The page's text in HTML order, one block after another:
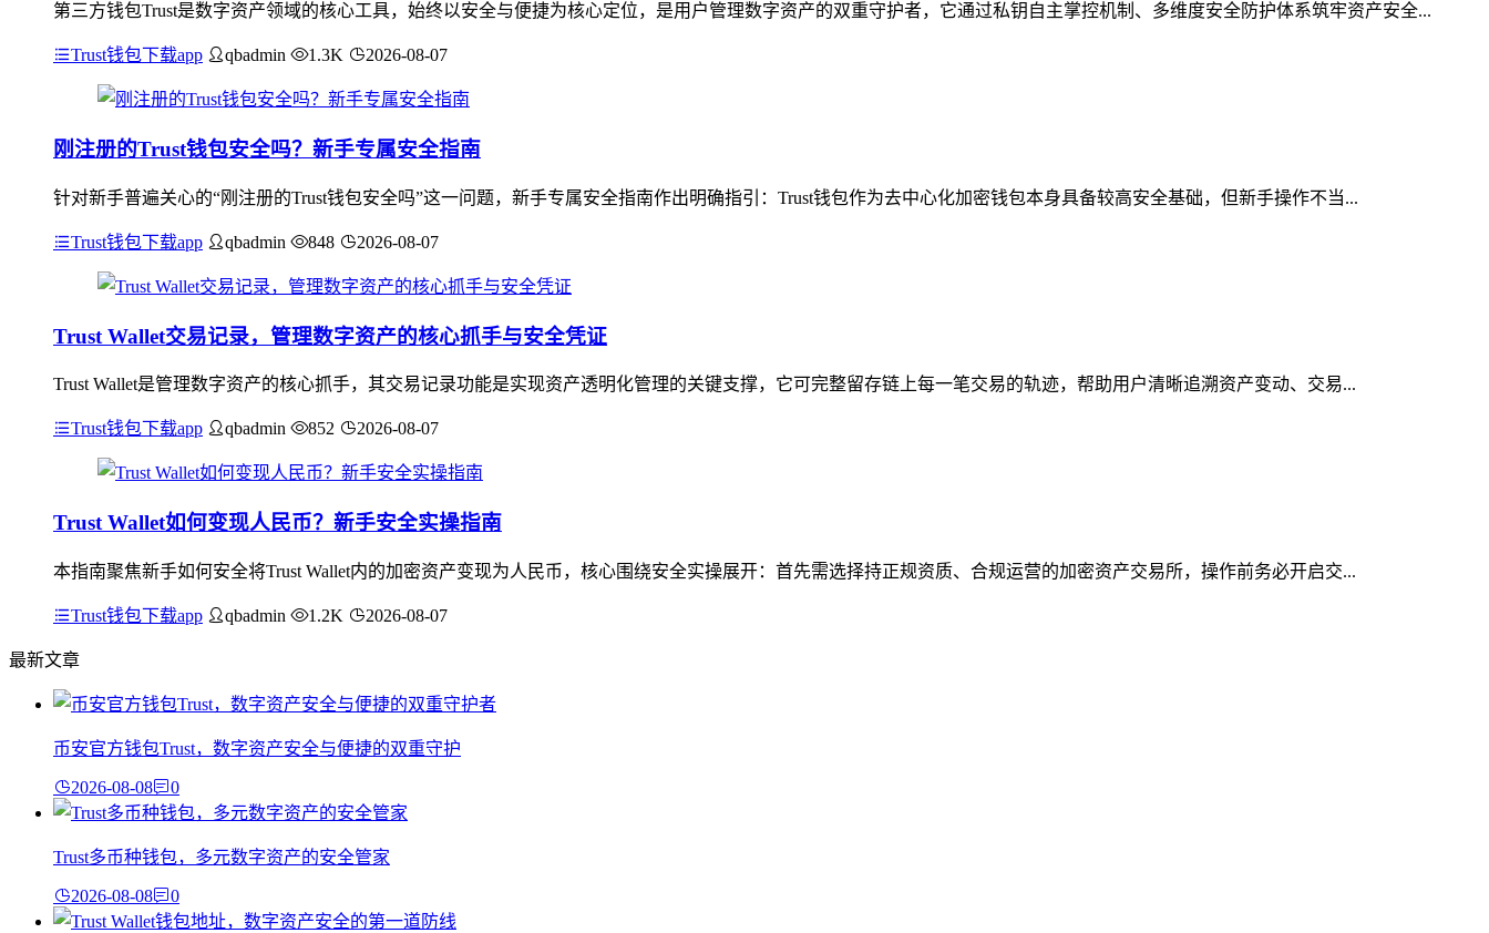
第三方钱包Trust是数字资产领域的核心工具，始终以安全与便捷为核心定位，是用户管理数字资产的双重守护者，它通过私钥自主掌控机制、多维度安全防护体系筑牢资产安全...
Trust钱包下载app qbadmin 1.3K 2026-08-07
刚注册的Trust钱包安全吗？新手专属安全指南
针对新手普遍关心的“刚注册的Trust钱包安全吗”这一问题，新手专属安全指南作出明确指引：Trust钱包作为去中心化加密钱包本身具备较高安全基础，但新手操作不当...
Trust钱包下载app qbadmin 848 2026-08-07
Trust Wallet交易记录，管理数字资产的核心抓手与安全凭证
Trust Wallet是管理数字资产的核心抓手，其交易记录功能是实现资产透明化管理的关键支撑，它可完整留存链上每一笔交易的轨迹，帮助用户清晰追溯资产变动、交易...
Trust钱包下载app qbadmin 852 2026-08-07
Trust Wallet如何变现人民币？新手安全实操指南
本指南聚焦新手如何安全将Trust Wallet内的加密资产变现为人民币，核心围绕安全实操展开：首先需选择持正规资质、合规运营的加密资产交易所，操作前务必开启交...
Trust钱包下载app qbadmin 1.2K 2026-08-07
最新文章
币安官方钱包Trust，数字资产安全与便捷的双重守护
2026-08-08 0
Trust多币种钱包，多元数字资产的安全管家
2026-08-08 0